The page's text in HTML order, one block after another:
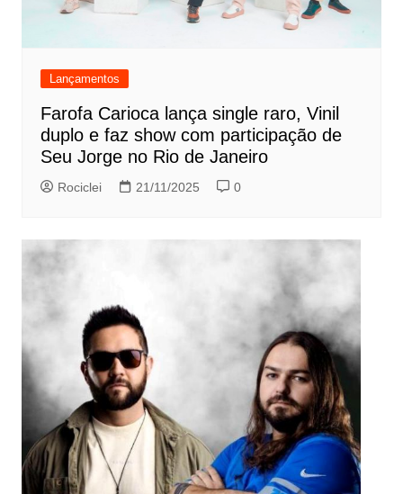
Lançamentos
Farofa Carioca lança single raro, Vinil
duplo e faz show com participação de
Seu Jorge no Rio de Janeiro
Rociclei 21/11/2025 0